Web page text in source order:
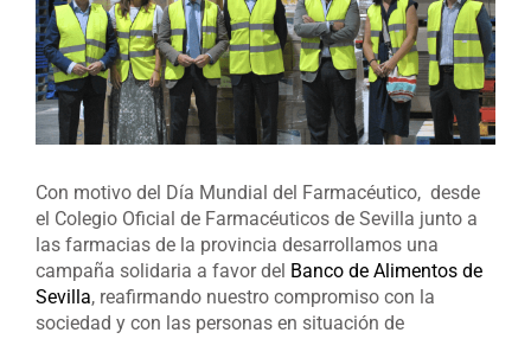
Con motivo del Día Mundial del Farmacéutico, desde
el Colegio Oficial de Farmacéuticos de Sevilla junto a
las farmacias de la provincia desarrollamos una
campaña solidaria a favor del Banco de Alimentos de
Sevilla, reafirmando nuestro compromiso con la
sociedad y con las personas en situación de